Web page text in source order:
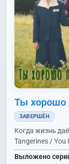
Ты хорошо
ЗАВЕРШЁН
Когда жизнь
Tangerines / You
Выложено